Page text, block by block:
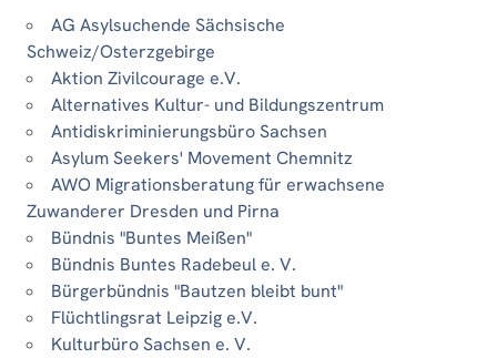
AG Asylsuchende Sächsische
Schweiz/Osterzgebirge
Aktion Zivilcourage e.V.
Alternatives Kultur- und Bildungszentrum
Antidiskriminierungsbüro Sachsen
Asylum Seekers' Movement Chemnitz
AWO Migrationsberatung für erwachsene
Zuwanderer Dresden und Pirna
Bündnis "Buntes Meißen"
Bündnis Buntes Radebeul e. V.
Bürgerbündnis "Bautzen bleibt bunt"
Flüchtlingsrat Leipzig e.V.
Kulturbüro Sachsen e. V.